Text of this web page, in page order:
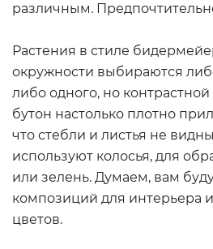
различным.
Растения в стиле
окружности выбираются
либо одного, но
бутон настолько плотно
что стебли и листья не
используют колосья, для
или зелень. Думаем, вам
композиций для интерьера
цветов.